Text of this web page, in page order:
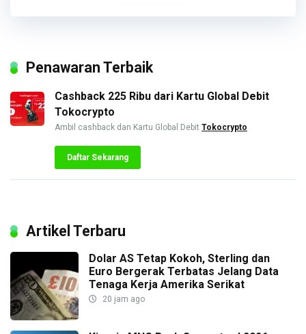
Penawaran Terbaik
Cashback 225 Ribu dari Kartu Global Debit
Tokocrypto
Ambil cashback dan Kartu Global Debit Tokocrypto
Daftar Sekarang
Artikel Terbaru
Dolar AS Tetap Kokoh, Sterling dan
Euro Bergerak Terbatas Jelang Data
Tenaga Kerja Amerika Serikat
20 jam ago